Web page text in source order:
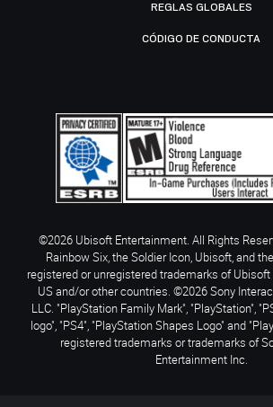
REGLAS GLOBALES
CÓDIGO DE CONDUCTA
©2026 Ubisoft Entertainment. All Rights
Rainbow Six, the Soldier Icon, Ubisoft, and
registered or unregistered trademarks of
US and/or other countries. ©2026 Sony
LLC. "PlayStation Family Mark", "PlayStation",
logo", "PS4", "PlayStation Shapes Logo" and
registered trademarks or trademarks of
Entertainment Inc.